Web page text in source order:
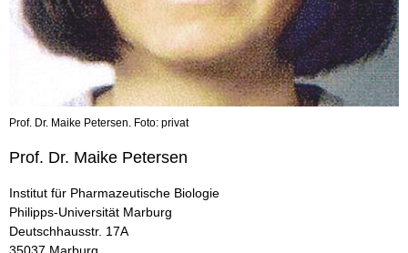
Prof. Dr. Maike Petersen. Foto: privat
Prof. Dr. Maike Petersen
Institut für Pharmazeutische Biologie
Philipps-Universität Marburg
Deutschhausstr. 17A